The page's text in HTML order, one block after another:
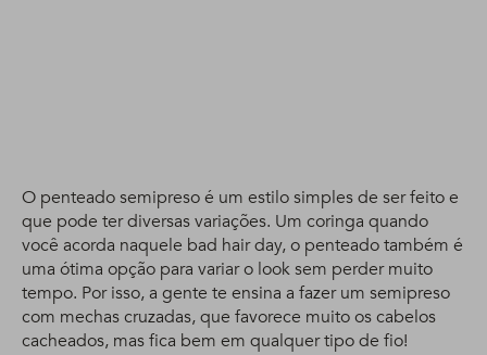
O penteado semipreso é um estilo simples de ser feito e
que pode ter diversas variações. Um coringa quando
você acorda naquele bad hair day, o penteado também é
uma ótima opção para variar o look sem perder muito
tempo. Por isso, a gente te ensina a fazer um semipreso
com mechas cruzadas, que favorece muito os cabelos
cacheados, mas fica bem em qualquer tipo de fio!